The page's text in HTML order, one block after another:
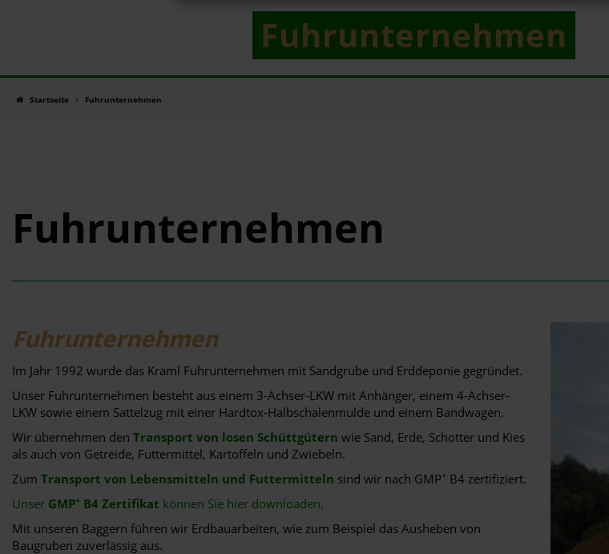
Fuhrunternehmen
Startseite Fuhrunternehmen
Fuhrunternehmen
Fuhrunternehmen
Im Jahr 1992 wurde das Kraml Fuhrunternehmen mit Sandgrube und Erddeponie gegründet.
Unser Fuhrunternehmen besteht aus einem 3-Achser-LKW mit Anhänger, einem 4-Achser-
LKW sowie einem Sattelzug mit einer Hardtox-Halbschalenmulde und einem Bandwagen.
Wir übernehmen den Transport von losen Schüttgütern wie Sand, Erde, Schotter und Kies
als auch von Getreide, Futtermittel, Kartoffeln und Zwiebeln.
Zum Transport von Lebensmitteln und Futtermitteln sind wir nach GMP+ B4 zertifiziert.
Unser GMP+ B4 Zertifikat können Sie hier downloaden.
Mit unseren Baggern führen wir Erdbauarbeiten, wie zum Beispiel das Ausheben von
Baugruben zuverlässig aus.